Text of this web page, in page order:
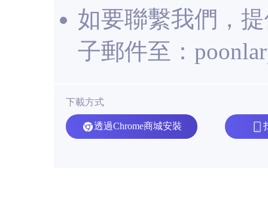
如要聯繫我們，
子郵件至：
下載方式
透過Chrome商城安裝